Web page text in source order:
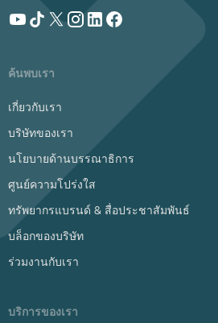
ค้นพบเรา
เกี่ยวกับเรา
บริษัทของเรา
นโยบายด้านบรรณาธิการ
ศูนย์ความโปร่งใส
ทรัพยากรแบรนด์ & สื่อประชาสัมพันธ์
บล็อกของบริษัท
ร่วมงานกับเรา
บริการของเรา